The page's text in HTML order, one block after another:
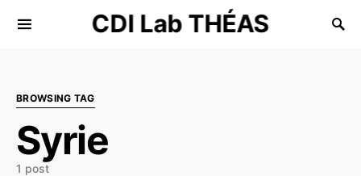
CDI Lab THÉAS
Search for:
BROWSING TAG
Syrie
1 post